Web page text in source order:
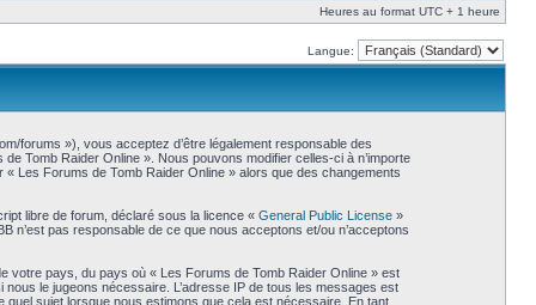
Heures au format UTC + 1 heure
Langue:
forums »), vous acceptez d’être légalement responsable des
Tomb Raider Online ». Nous pouvons modifier celles-ci à n’importe
Les Forums de Tomb Raider Online » alors que des changements
libre de forum, déclaré sous la licence « General Public License»
n’est pas responsable de ce que nous acceptons et/ou n’acceptons
votre pays, du pays où « Les Forums de Tomb Raider Online » est
le jugeons nécessaire. L’adresse IP de tous les messages est
sujet lorsque nous estimons que cela est nécessaire. En tant